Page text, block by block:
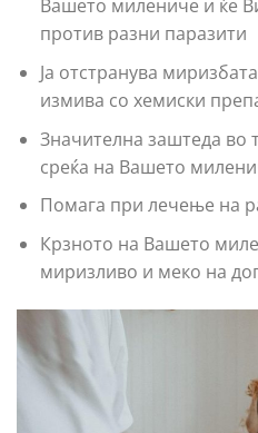
Вашето милениче и ќе
против разни паразити
Ја отстранува
измива со хемиски
Значителна заштеда во
среќа на Вашето
Помага при лечење на
Крзното на Вашето
миризливо и меко на